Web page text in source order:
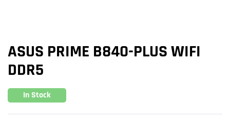
ASUS PRIME B840-PLUS WIFI
DDR5
In Stock